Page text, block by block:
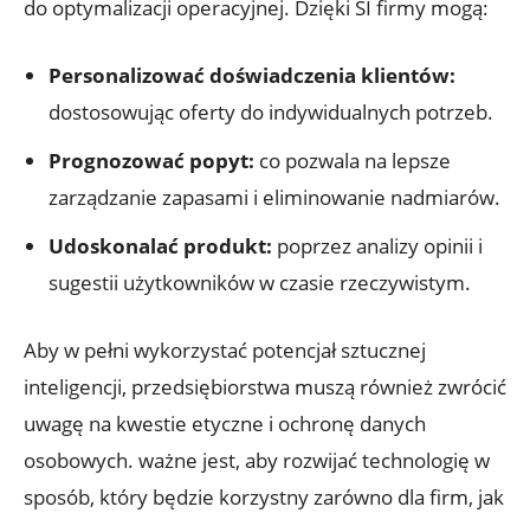
do optymalizacji operacyjnej. Dzięki SI firmy mogą:
Personalizować doświadczenia klientów:
dostosowując oferty do indywidualnych potrzeb.
Prognozować popyt: co pozwala na lepsze
zarządzanie zapasami i eliminowanie nadmiarów.
Udoskonalać produkt: poprzez analizy opinii i
sugestii użytkowników w czasie rzeczywistym.
Aby w pełni wykorzystać potencjał sztucznej
inteligencji, przedsiębiorstwa muszą również zwrócić
uwagę na kwestie etyczne i ochronę danych
osobowych. ważne jest, aby rozwijać technologię w
sposób, który będzie korzystny zarówno dla firm, jak